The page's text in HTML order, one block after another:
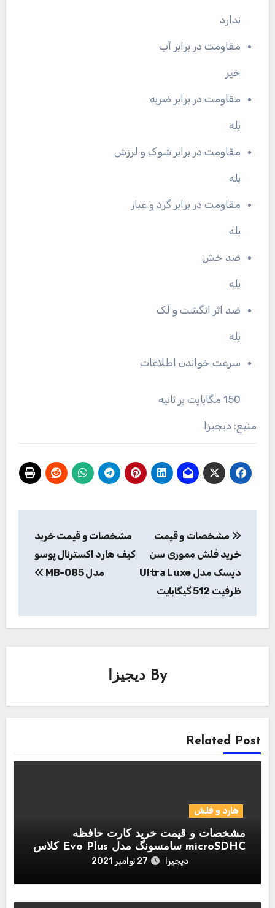
ندارد
مقاومت در برابر آب
خیر
مقاومت در برابر ضربه
بله
مقاومت در برابر شوک و لرزش
بله
مقاومت در برابر گرد و غبار
بله
ضد خش
بله
ضد اثر انگشت و لک
بله
سرعت خواندن اطلاعات
150 مگابایت بر ثانیه
منبع: دیجیزا
نوشته
مشخصات و قیمت
خرید فلش مموری سن
دیسک مدل Ultra Luxe
ظرفیت 512 گیگابایت
مشخصات و قیمت خرید
کیف هارد اکسترنال پوسو
مدل MB-085
By دیجیزا
Related Post
هارد و فلش
مشخصات و قیمت خرید کارت حافظه
microSDHC سامسونگ مدل Evo Plus کلاس
دیجیزا 27 نوامبر 2021